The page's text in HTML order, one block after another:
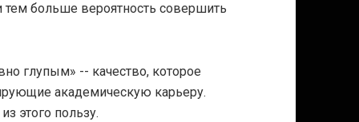
больше вероятность совершить
глупым» -- качество, которое
академическую карьеру.
этого пользу.